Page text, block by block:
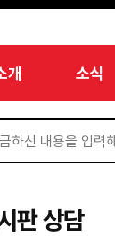
개 소식
판 상담